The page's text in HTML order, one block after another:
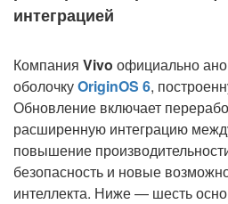
интеграцией
Компания Vivo официально
оболочкуOriginOS 6,
Обновление включает
расширенную интеграцию
повышение
безопасность и новые
интеллекта. Ниже — шесть